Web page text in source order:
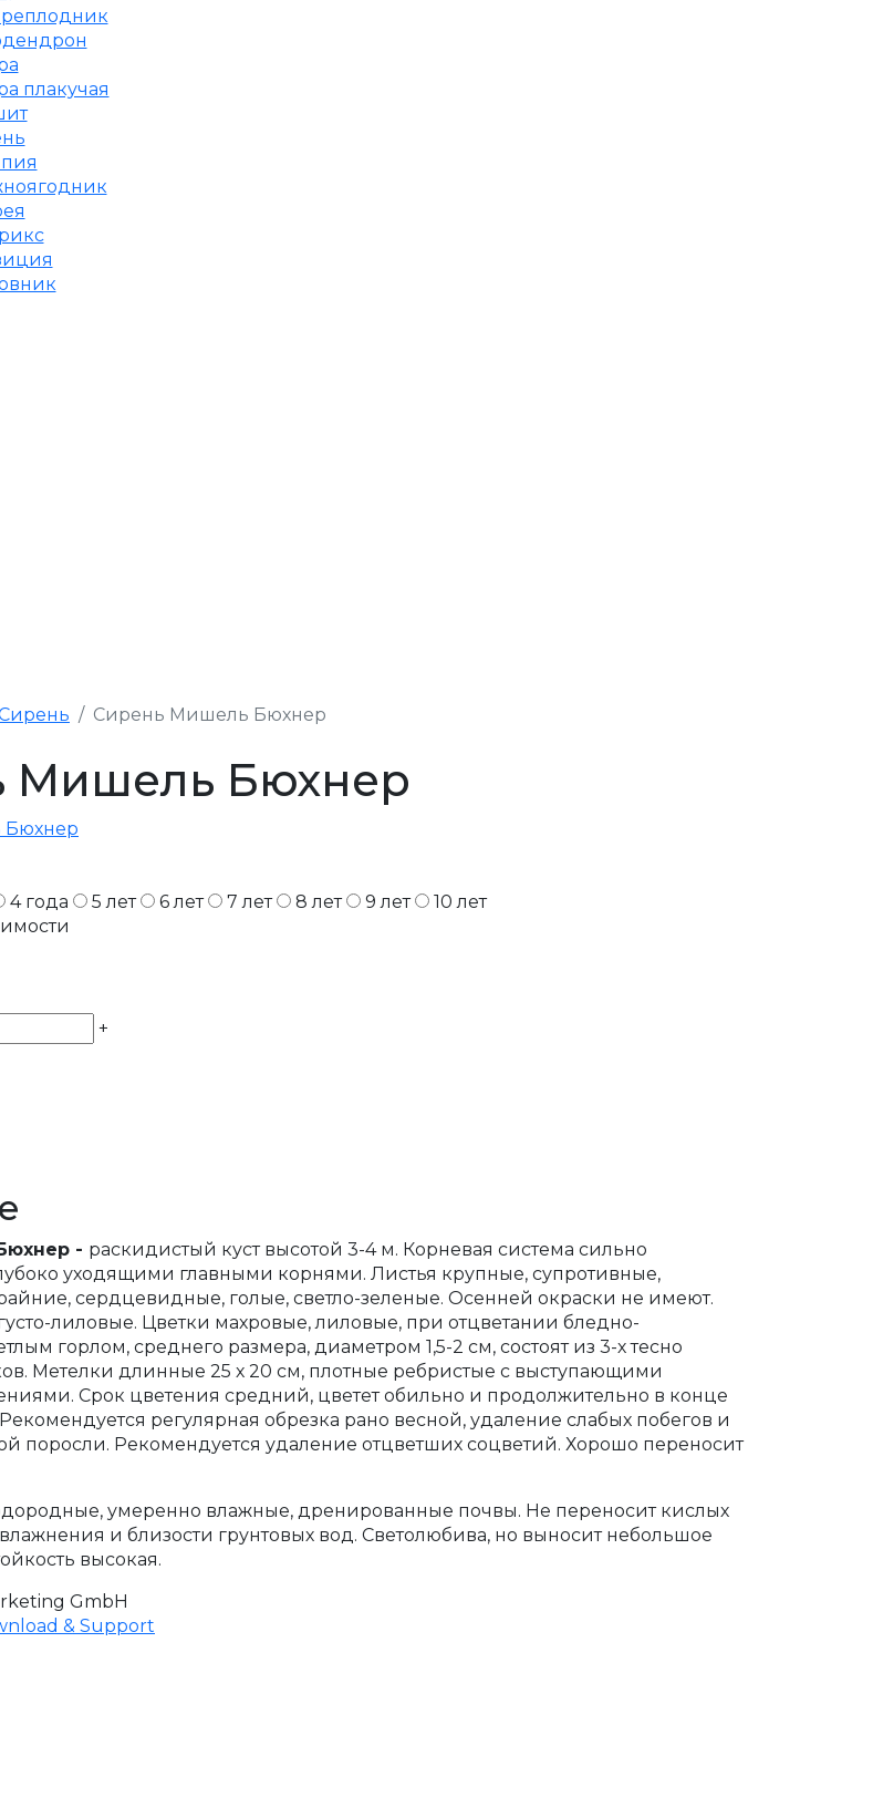
плакучая
Сирень Мишель Бюхнер
Мишель Бюхнер
4 года 5 лет 6 лет 7 лет 8 лет 9 лет
10 лет
+
- раскидистый куст высотой 3-4 м. Корневая система сильно
уходящими главными корнями. Листья крупные, супротивные,
сердцевидные, голые, светло-зеленые. Осенней окраски не имеют.
лиловые. Цветки махровые, лиловые, при отцветании бледно-
горлом, среднего размера, диаметром 1,5-2 см, состоят из 3-х тесно
Метелки длинные 25 х 20 см, плотные ребристые с выступающими
Срок цветения средний, цветет обильно и продолжительно в конце
регулярная обрезка рано весной, удаление слабых побегов и
поросли. Рекомендуется удаление отцветших соцветий. Хорошо переносит
умеренно влажные, дренированные почвы. Не переносит кислых
и близости грунтовых вод. Светолюбива, но выносит небольшое
высокая.
GmbH
& Support